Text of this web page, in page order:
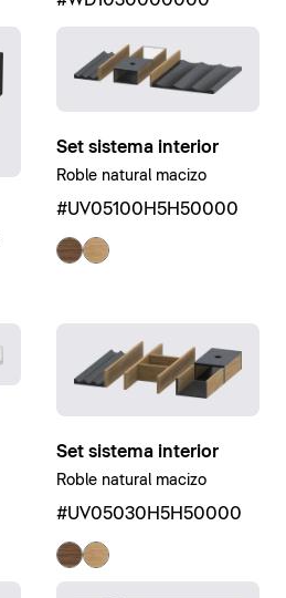
Set sistema interior
Roble natural macizo
#UV05100H5H50000
Set sistema interior
Roble natural macizo
#UV05030H5H50000